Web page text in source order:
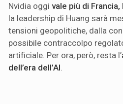
Nvidia oggi vale più di
la leadership di Huang sarà
tensioni geopolitiche, dalla
possibile contraccolpo
artificiale. Per ora, però, resta l’
dell’era dell’AI